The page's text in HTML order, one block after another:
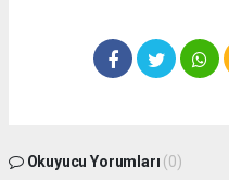
Okuyucu Yorumları (0)